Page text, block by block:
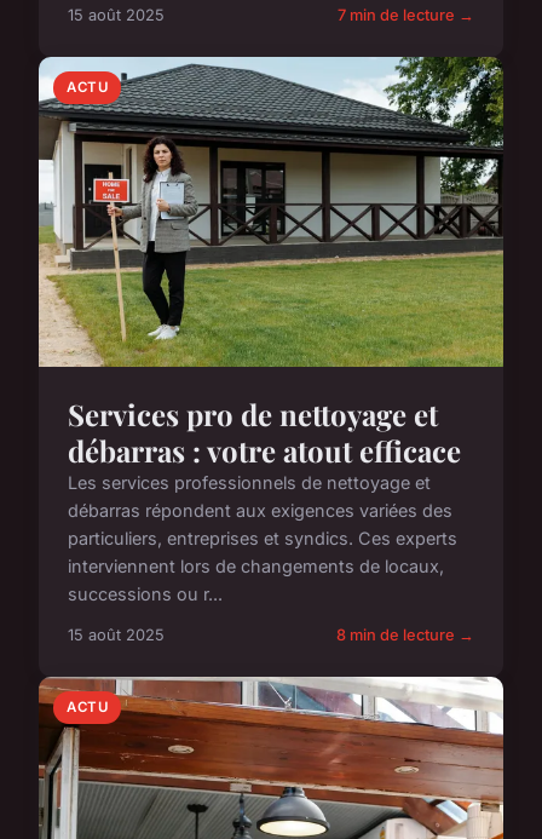
15 août 2025 7 min de lecture →
ACTU
Services pro de nettoyage et
débarras : votre atout efficace
Les services professionnels de nettoyage et
débarras répondent aux exigences variées des
particuliers, entreprises et syndics. Ces experts
interviennent lors de changements de locaux,
successions ou r...
15 août 2025 8 min de lecture →
ACTU